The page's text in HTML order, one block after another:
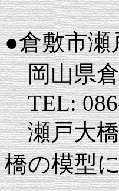
●倉敷市瀬
岡山県倉
TEL: 086-
瀬戸大橋
橋の模型